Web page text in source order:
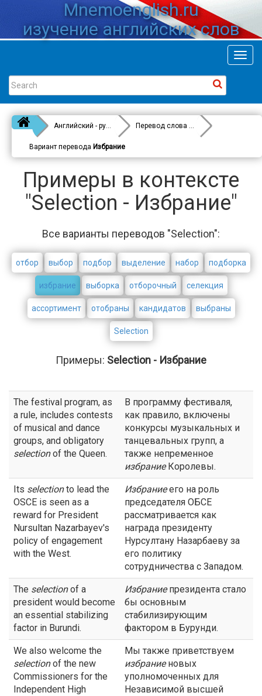
Mnemoenglish.ru
изучение английских слов
Английский - русский Перевод слова
Selection
Вариант перевода Избрание
Примеры в контексте
"Selection - Избрание"
Все варианты переводов "Selection":
отбор выбор подбор выделение набор подборка
избрание выборка отборочный селекция
ассортимент отобраны кандидатов выбраны
Selection
Примеры: Selection - Избрание
The festival program, as
a rule, includes contests
of musical and dance
groups, and obligatory
selectionof the Queen.
В программу фестиваля,
как правило, включены
конкурсы музыкальных и
танцевальных групп, а
также непременное
избраниеКоролевы.
Its selectionto lead the
OSCE is seen as a
reward for President
Nursultan Nazarbayev's
policy of engagement
with the West.
Избраниеего на роль
председателя ОБСЕ
рассматривается как
награда президенту
Нурсултану Назарбаеву за
его политику
сотрудничества с Западом.
The selectionof a
president would become
an essential stabilizing
factor in Burundi.
Избраниепрезидента стало
бы основным
стабилизирующим
фактором в Бурунди.
We also welcome the
selectionof the new
Commissioners for the
Independent High
Мы также приветствуем
избраниеновых
уполномоченных для
Независимой высшей